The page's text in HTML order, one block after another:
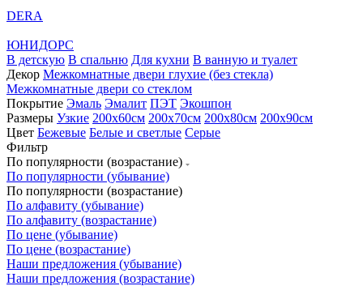
DERA
ЮНИДОРС
В детскую В спальню Для кухни В ванную и туалет
Декор Межкомнатные двери глухие (без стекла)
Межкомнатные двери со стеклом
Покрытие Эмаль Эмалит ПЭТ Экошпон
Размеры Узкие 200x60см 200x70см 200х80см 200х90см
Цвет Бежевые Белые и светлые Серые
Фильтр
По популярности (возрастание)
По популярности (убывание)
По популярности (возрастание)
По алфавиту (убывание)
По алфавиту (возрастание)
По цене (убывание)
По цене (возрастание)
Наши предложения (убывание)
Наши предложения (возрастание)